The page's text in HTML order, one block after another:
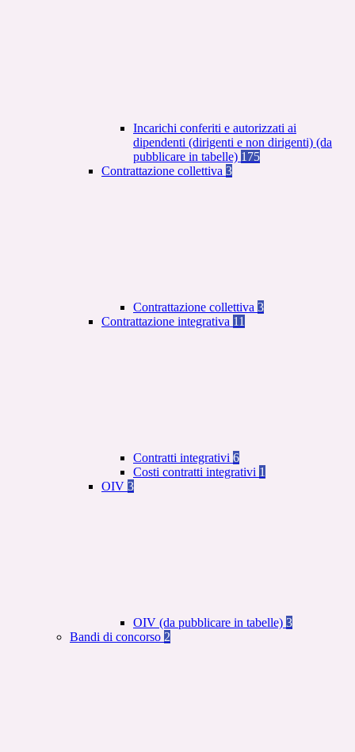
Incarichi conferiti e autorizzati ai
dipendenti (dirigenti e non dirigenti) (da
pubblicare in tabelle) 175
Contrattazione collettiva 3
Contrattazione collettiva 3
Contrattazione integrativa 11
Contratti integrativi 6
Costi contratti integrativi 1
OIV 3
OIV (da pubblicare in tabelle) 3
Bandi di concorso 2